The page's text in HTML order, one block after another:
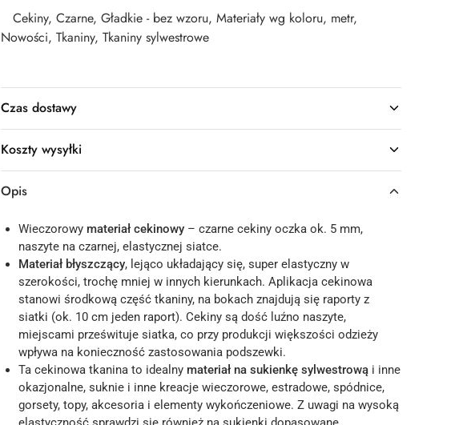
Cekiny, Czarne, Gładkie - bez wzoru, Materiały wg koloru, metr,
Nowości, Tkaniny, Tkaniny sylwestrowe
Czas dostawy
Koszty wysyłki
Opis
Wieczorowy materiał cekinowy – czarne cekiny oczka ok. 5 mm,
naszyte na czarnej, elastycznej siatce.
Materiał błyszczący, lejąco układający się, super elastyczny w
szerokości, trochę mniej w innych kierunkach. Aplikacja cekinowa
stanowi środkową część tkaniny, na bokach znajdują się raporty z
siatki (ok. 10 cm jeden raport). Cekiny są dość luźno naszyte,
miejscami prześwituje siatka, co przy produkcji większości odzieży
wpływa na konieczność zastosowania podszewki.
Ta cekinowa tkanina to idealny materiał na sukienkę sylwestrową i inne
okazjonalne, suknie i inne kreacje wieczorowe, estradowe, spódnice,
gorsety, topy, akcesoria i elementy wykończeniowe. Z uwagi na wysoką